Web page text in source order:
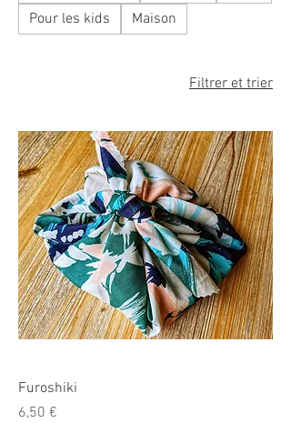
Pour les kids
Maison
Filtrer et trier
Furoshiki
Prix
6,50 €